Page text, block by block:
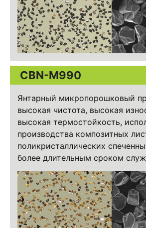
CBN-M990
Янтарный микропорошковый
высокая чистота, высокая
высокая термостойкость,
производства композитных
поликристаллических
более длительным сроком